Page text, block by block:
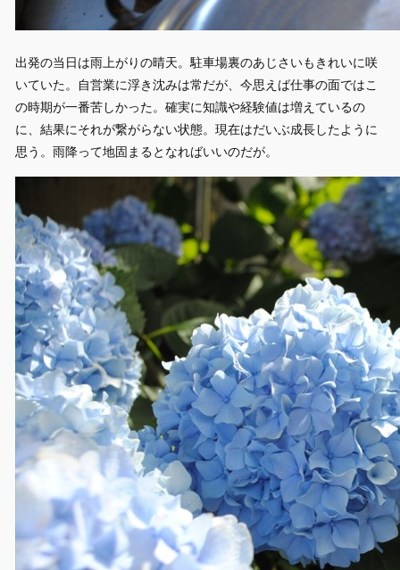
出発の当日は雨上がりの晴天。駐車場裏のあじさいもきれいに咲
いていた。自営業に浮き沈みは常だが、今思えば仕事の面ではこ
の時期が一番苦しかった。確実に知識や経験値は増えているの
に、結果にそれが繋がらない状態。現在はだいぶ成長したように
思う。雨降って地固まるとなればいいのだが。